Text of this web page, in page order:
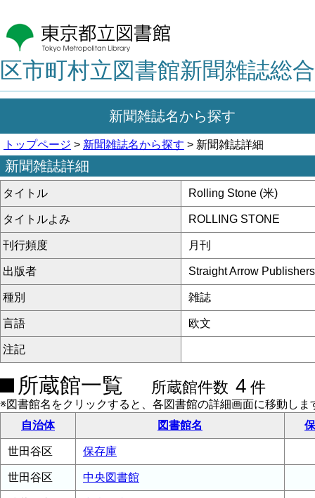
区市町村立図書館新聞雑誌総
新聞雑誌名から探す
トップページ > 新聞雑誌名から探す > 新聞雑誌詳細
新聞雑誌詳細
タイトル Rolling Stone (米)
タイトルよみ ROLLING STONE
刊行頻度 月刊
出版者 Straight Arrow
種別 雑誌
言語 欧文
注記
所蔵館一覧 所蔵館件数 4 件
※図書館名をクリックすると、各図書館の詳細画面に移動しま
自治体
図書館名
世田谷区 保存庫
世田谷区 中央図書館